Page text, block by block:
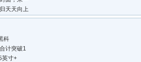
天天向上
科
计突破1
英寸+